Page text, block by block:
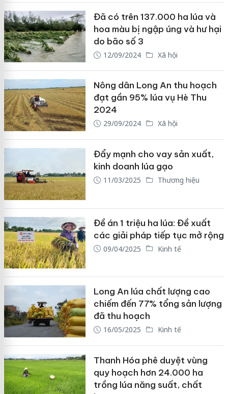
Đã có trên 137.000 ha lúa và
hoa màu bị ngập úng và hư hại
do bão số 3
12/09/2024 Xã hội
Nông dân Long An thu hoạch
đạt gần 95% lúa vụ Hè Thu
2024
29/09/2024 Xã hội
Đẩy mạnh cho vay sản xuất,
kinh doanh lúa gạo
11/03/2025 Thương hiệu
Đề án 1 triệu ha lúa: Đề xuất
các giải pháp tiếp tục mở rộng
09/04/2025 Kinh tế
Long An lúa chất lượng cao
chiếm đến 77% tổng sản lượng
đã thu hoạch
16/05/2025 Kinh tế
Thanh Hóa phê duyệt vùng
quy hoạch hơn 24.000 ha
trồng lúa năng suất, chất